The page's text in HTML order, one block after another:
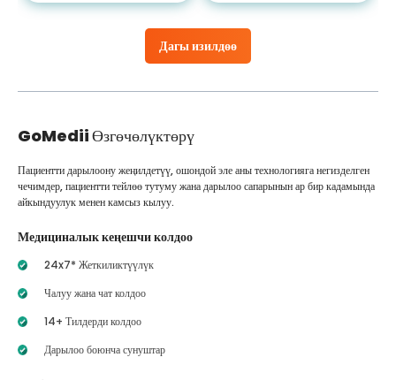
Дагы изилдөө
GoMediiӨзгөчөлүктөрү
Пациентти дарылоону жеңилдетүү, ошондой эле аны технологияга негизделген
чечимдер, пациентти тейлөө тутуму жана дарылоо сапарынын ар бир кадамында
айкындуулук менен камсыз кылуу.
Медициналык кеңешчи колдоо
24x7* Жеткиликтүүлүк
Чалуу жана чат колдоо
14+ Тилдерди колдоо
Дарылоо боюнча сунуштар